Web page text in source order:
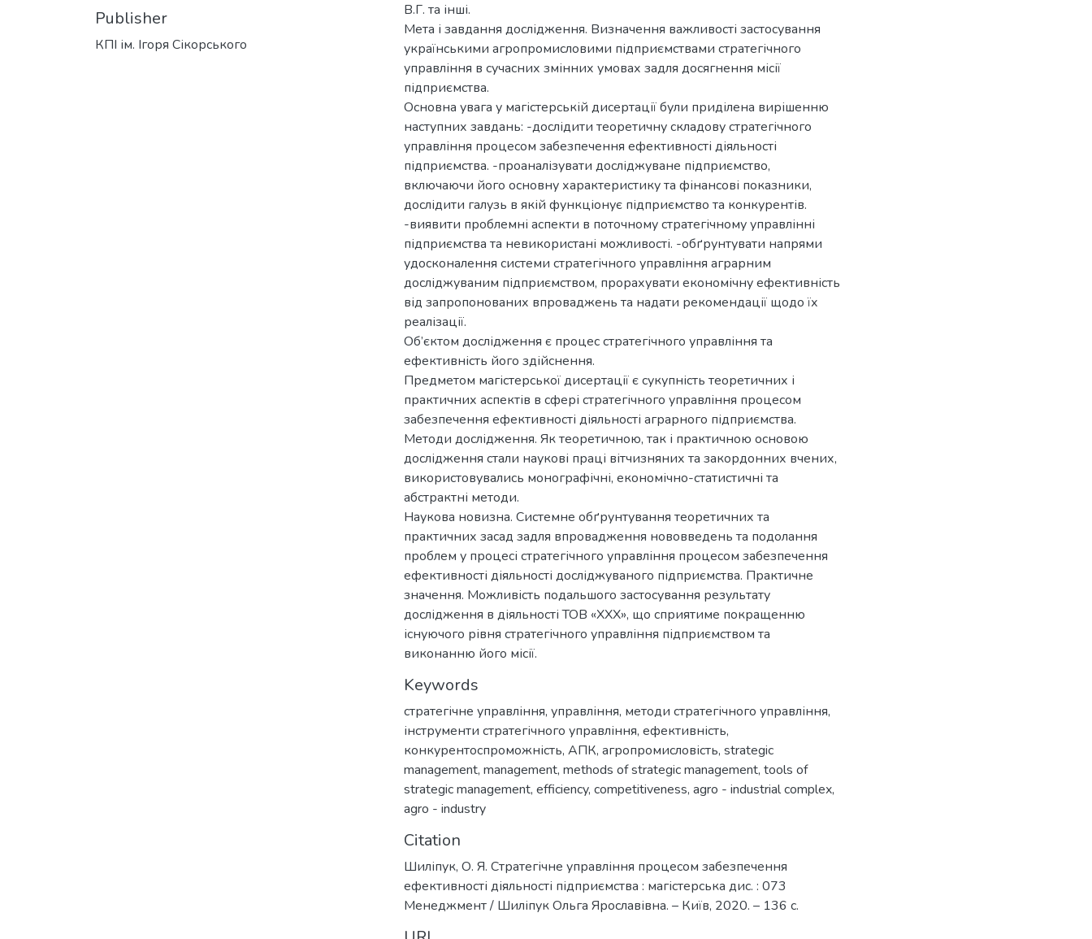
Publisher
КПІ ім. Ігоря Сікорського
В.Г. та інші.
Мета і завдання дослідження. Визначення важливості застосування
українськими агропромисловими підприємствами стратегічного
управління в сучасних змінних умовах задля досягнення місії
підприємства.
Основна увага у магістерській дисертації були приділена вирішенню
наступних завдань: -дослідити теоретичну складову стратегічного
управління процесом забезпечення ефективності діяльності
підприємства. -проаналізувати досліджуване підприємство,
включаючи його основну характеристику та фінансові показники,
дослідити галузь в якій функціонує підприємство та конкурентів.
-виявити проблемні аспекти в поточному стратегічному управлінні
підприємства та невикористані можливості. -обґрунтувати напрями
удосконалення системи стратегічного управління аграрним
досліджуваним підприємством, прорахувати економічну ефективність
від запропонованих впроваджень та надати рекомендації щодо їх
реалізації.
Об’єктом дослідження є процес стратегічного управління та
ефективність його здійснення.
Предметом магістерської дисертації є сукупність теоретичних і
практичних аспектів в сфері стратегічного управління процесом
забезпечення ефективності діяльності аграрного підприємства.
Методи дослідження. Як теоретичною, так і практичною основою
дослідження стали наукові праці вітчизняних та закордонних вчених,
використовувались монографічні, економічно-статистичні та
абстрактні методи.
Наукова новизна. Системне обґрунтування теоретичних та
практичних засад задля впровадження нововведень та подолання
проблем у процесі стратегічного управління процесом забезпечення
ефективності діяльності досліджуваного підприємства. Практичне
значення. Можливість подальшого застосування результату
дослідження в діяльності ТОВ «ХХХ», що сприятиме покращенню
існуючого рівня стратегічного управління підприємством та
виконанню його місії.
Keywords
стратегічне управління, управління, методи стратегічного управління,
інструменти стратегічного управління, ефективність,
конкурентоспроможність, АПК, агропромисловість, strategic
management, management, methods of strategic management, tools of
strategic management, efficiency, competitiveness, agro - industrial complex,
agro - industry
Citation
Шиліпук, О. Я. Стратегічне управління процесом забезпечення
ефективності діяльності підприємства : магістерська дис. : 073
Менеджмент / Шиліпук Ольга Ярославівна. – Київ, 2020. – 136 с.